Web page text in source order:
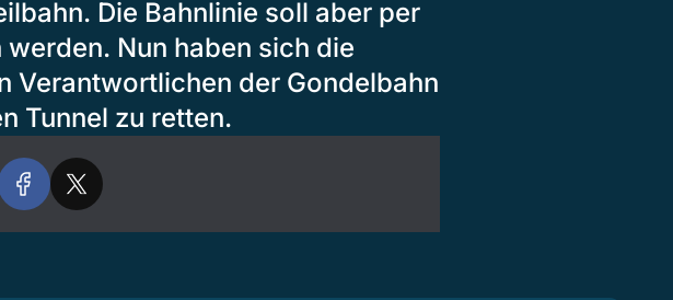
Die Bahnlinie soll aber per
Nun haben sich die
Verantwortlichen der Gondelbahn
Tunnel zu retten.